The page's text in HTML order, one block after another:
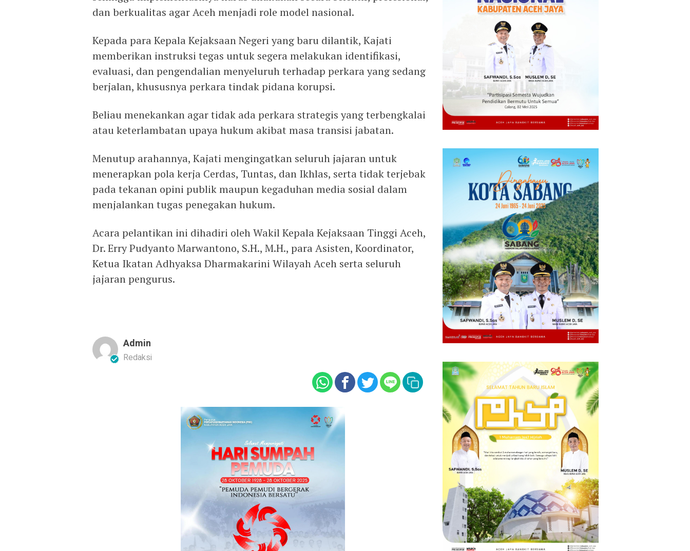
dan berkualitas agar Aceh menjadi role model nasional.
Kepada para Kepala Kejaksaan Negeri yang baru dilantik, Kajati
memberikan instruksi tegas untuk segera melakukan identifikasi,
evaluasi, dan pengendalian menyeluruh terhadap perkara yang sedang
berjalan, khususnya perkara tindak pidana korupsi.
Beliau menekankan agar tidak ada perkara strategis yang terbengkalai
atau keterlambatan upaya hukum akibat masa transisi jabatan.
Menutup arahannya, Kajati mengingatkan seluruh jajaran untuk
menerapkan pola kerja Cerdas, Tuntas, dan Ikhlas, serta tidak terjebak
pada tekanan opini publik maupun kegaduhan media sosial dalam
menjalankan tugas penegakan hukum.
Acara pelantikan ini dihadiri oleh Wakil Kepala Kejaksaan Tinggi Aceh,
Dr. Erry Pudyanto Marwantono, S.H., M.H., para Asisten, Koordinator,
Ketua Ikatan Adhyaksa Dharmakarini Wilayah Aceh serta seluruh
jajaran pengurus.
Admin
Redaksi